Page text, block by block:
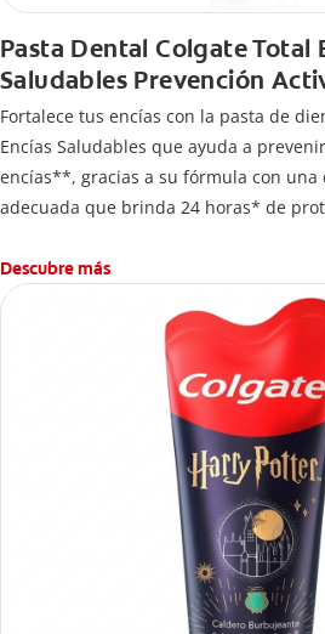
Pasta Dental Colgate Total
Saludables Prevención
Fortalece tus encías con la pasta de
Encías Saludables que ayuda a
encías**, gracias a su fórmula con una
adecuada que brinda 24 horas* de
Descubre más